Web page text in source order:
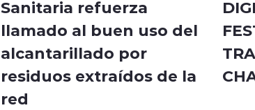
Sanitaria refuerza
llamado al buen uso del
alcantarillado por
residuos extraídos de la
red